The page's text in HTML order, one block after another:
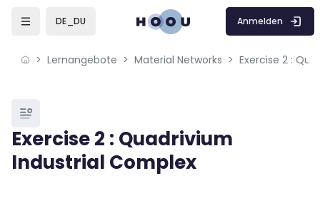
Skip to sidebar navigation menu
Skip to mobile navigation menu
DE_DU Anmelden
Lernangebote Material Networks Exercise 2 :
Blöcke
Exercise 2 : Quadrivium
Industrial Complex